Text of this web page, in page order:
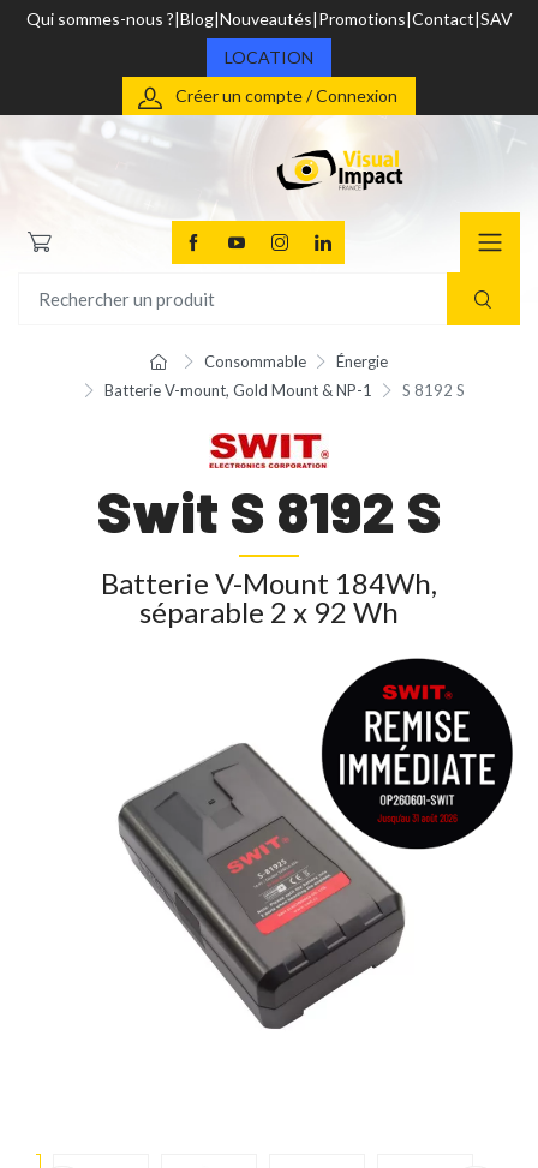
Qui sommes-nous ? Blog Nouveautés Promotions Contact SAV
LOCATION
Créer un compte / Connexion
Consommable
Énergie
Batterie V-mount, Gold Mount & NP-1
S 8192 S
Swit S 8192 S
Batterie V-Mount 184Wh,
séparable 2 x 92 Wh